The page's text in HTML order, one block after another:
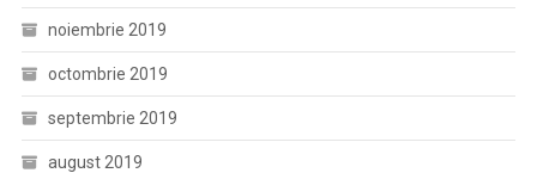
noiembrie 2019
octombrie 2019
septembrie 2019
august 2019